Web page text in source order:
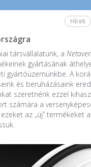
Hírek
társvállalatunk, a
gyártásának
gyártóüzemünkbe. A
és beruházásaink
szeretnénk ezzel
számára a
az „új” termékeket